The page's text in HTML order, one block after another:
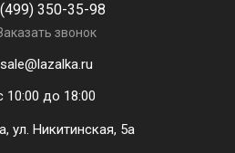
350-35-98
звонок
sale@lazalka.ru
10:00 до 18:00
ул. Никитинская, 5а